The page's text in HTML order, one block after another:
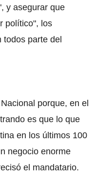
y asegurar que
político", los
todos parte del
porque, en el
es que lo que
en los últimos 100
negocio enorme
el mandatario.